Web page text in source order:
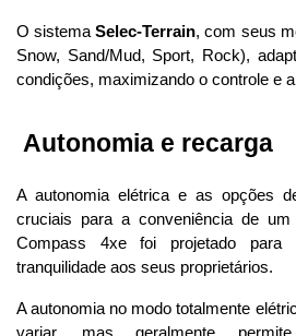
O sistema Selec-Terrain, com seus
Snow, Sand/Mud, Sport, Rock),
condições, maximizando o controle e
Autonomia e recarga
A autonomia elétrica e as opções
cruciais para a conveniência de
Compass 4xe foi projetado para
tranquilidade aos seus proprietários.
A autonomia no modo totalmente
variar, mas geralmente